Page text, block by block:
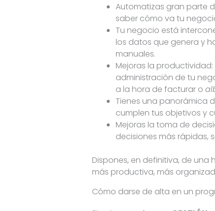
Automatizas gran parte
saber cómo va tu
Tu negocio está
los datos que genera y
manuales.
Mejoras la
administración de tu
a la hora de facturar o
Tienes una panorámica
cumplen tus objetivos y
Mejoras la toma de
decisiones más rápidas,
Dispones, en definitiva, de
más productiva, más
Cómo darse de alta en un